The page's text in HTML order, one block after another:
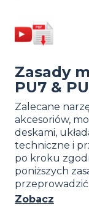
Image
Zasady
PU7 &
Zalecane
akcesoriów,
deskami,
techniczne i
po kroku
poniższych
Zobacz